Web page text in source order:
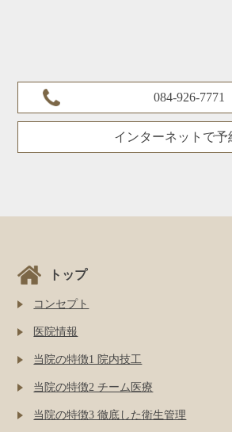
084-926-7771
インターネットで予
トップ
コンセプト
医院情報
当院の特徴1 院内技工
当院の特徴2 チーム医療
当院の特徴3 徹底した衛生管理